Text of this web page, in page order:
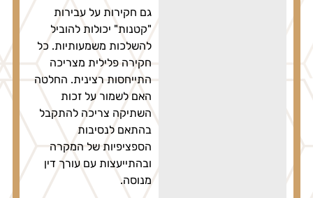
גם חקירות על עבירות
"קטנות" יכולות להוביל
להשלכות משמעותיות. כל
חקירה פלילית מצריכה
התייחסות רצינית. החלטה
האם לשמור על זכות
השתיקה צריכה להתקבל
בהתאם לנסיבות
הספציפיות של המקרה
ובהתייעצות עם עורך דין
מנוסה.